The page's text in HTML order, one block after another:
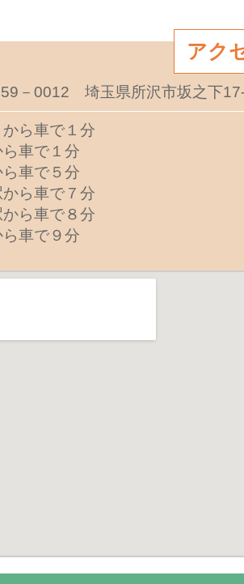
アク
－0012 埼玉県所沢市坂之下
ら車で１分
車で１分
車で５分
ら車で７分
ら車で８分
車で９分